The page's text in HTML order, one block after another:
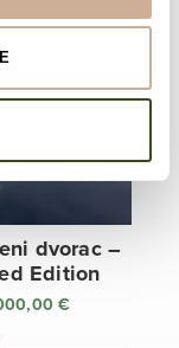
dvorac –
Edition
€